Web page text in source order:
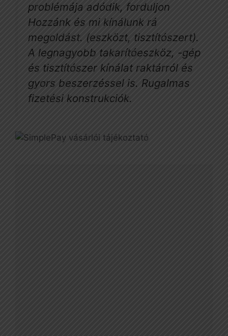
problémája adódik, forduljon
Hozzánk és mi kínálunk rá
megoldást. (eszközt, tisztítószert).
A legnagyobb takarítóeszköz, -gép
és tisztítószer kínálat raktárról és
gyors beszerzéssel is. Rugalmas
fizetési konstrukciók.